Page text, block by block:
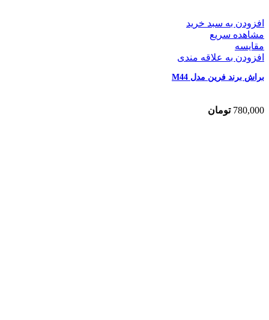
افزودن به سبد خرید
مشاهده سریع
مقایسه
افزودن به علاقه مندی
براش برند فرین مدل M44
780,000 تومان